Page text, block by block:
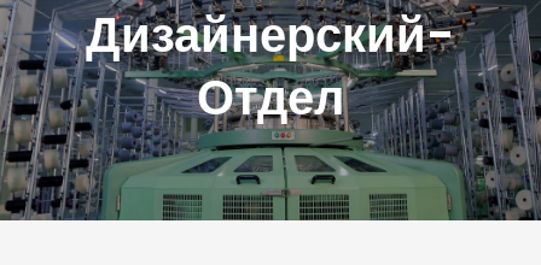
Дизайнерский-
Отдел